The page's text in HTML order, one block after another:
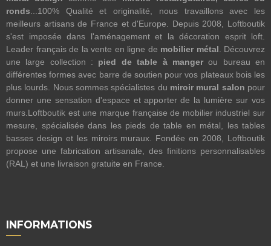
ronds ...100% Qualité et originalité, nous travaillons avec les
meilleurs artisans de France et d'Europe. Depuis 2008, Loftboutik
s'est imposée dans l'aménagement et la décoration esprit loft.
Leader français de la vente en ligne de mobilier métal . Découvrez
une large collection : pied de table à mangerou bureau en
différentes formes avec barre de soutien pour vos plateaux bois les
plus lourds. Nous sommes spécialistes du miroir mural salon pour
donner une sensation d'espace et apporter de la lumière sur vos
murs.Loftboutik est une marque française de mobilier industriel sur
mesure, spécialisée dans les pieds de table en métal, les tables
basses design et les miroirs muraux. Fondée en 2008, Loftboutik
propose une fabrication artisanale, des finitions personnalisables
(RAL) et une livraison gratuite en France.
INFORMATIONS